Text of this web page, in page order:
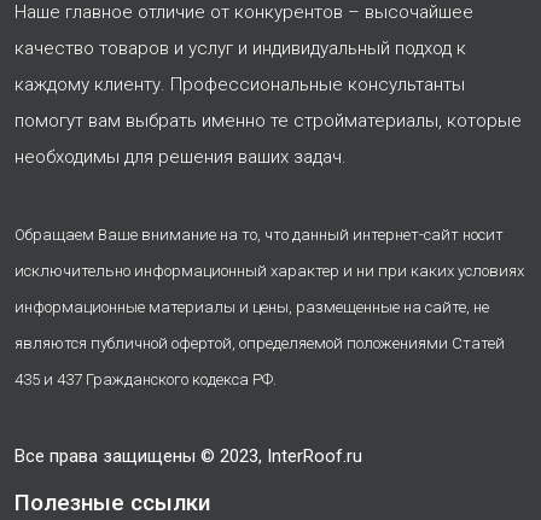
Наше главное отличие от конкурентов – высочайшее
качество товаров и услуг и индивидуальный подход к
каждому клиенту. Профессиональные консультанты
помогут вам выбрать именно те стройматериалы, которые
необходимы для решения ваших задач.
Обращаем Ваше внимание на то, что данный интернет-сайт носит
исключительно информационный характер и ни при каких условиях
информационные материалы и цены, размещенные на сайте, не
являются публичной офертой, определяемой положениями Статей
435 и 437 Гражданского кодекса РФ.
Все права защищены © 2023, InterRoof.ru
Полезные ссылки